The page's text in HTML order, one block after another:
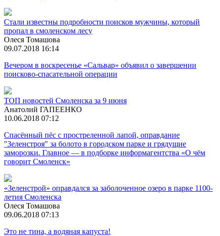
Стали известны подробности поисков мужчины, который
пропал в смоленском лесу
Олеся Томашова
09.07.2018 16:14
Вечером в воскресенье «Сальвар» объявил о завершении
поисково-спасательной операции
ТОП новостей Смоленска за 9 июня
Анатолий ГАПЕЕНКО
10.06.2018 07:12
Спасённый пёс с простреленной лапой, оправдание
"Зеленстроя" за болото в городском парке и грядущие
заморозки. Главное — в подборке информагентства «О чём
говорит Смоленск»
«Зеленстрой» оправдался за заболоченное озеро в парке 1100-
летия Смоленска
Олеся Томашова
09.06.2018 07:13
Это не тина, а водяная капуста!